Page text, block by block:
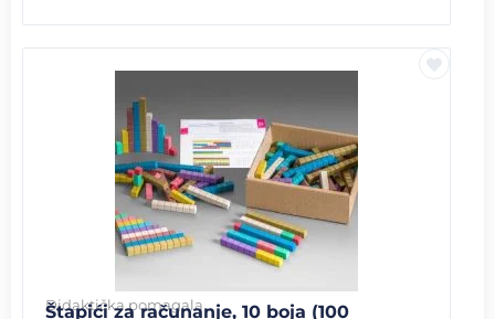
Didaktička pomagala
Štapići za računanje, 10 boja (100